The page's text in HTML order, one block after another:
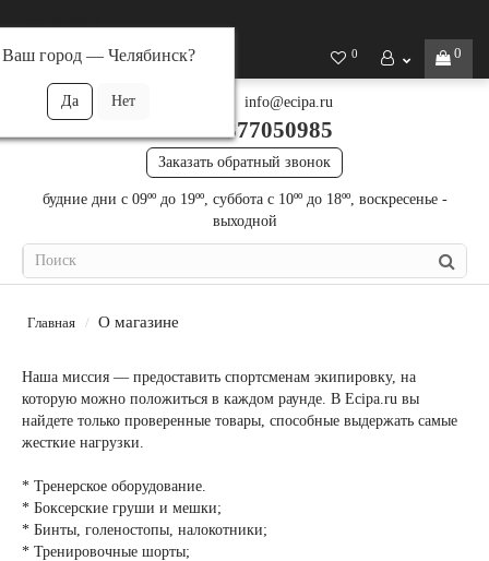
Ваш город — Челябинск? 0
0
info@ecipa.ru
+79377050985
Заказать обратный звонок
будние дни с 09ºº до 19ºº, суббота с 10ºº до 18ºº, воскресенье -
выходной
Главная О магазине
Наша миссия — предоставить спортсменам экипировку, на
которую можно положиться в каждом раунде. В Ecipa.ru вы
найдете только проверенные товары, способные выдержать самые
жесткие нагрузки.
* Тренерское оборудование.
* Боксерские груши и мешки;
* Бинты, голеностопы, налокотники;
* Тренировочные шорты;